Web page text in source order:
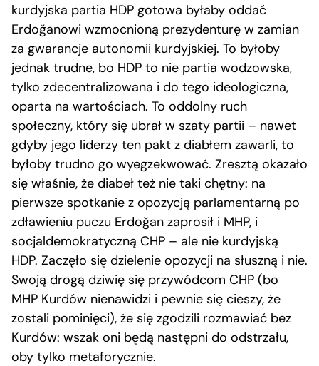
kurdyjska partia HDP gotowa byłaby oddać
Erdoğanowi wzmocnioną prezydenturę w zamian
za gwarancje autonomii kurdyjskiej. To byłoby
jednak trudne, bo HDP to nie partia wodzowska,
tylko zdecentralizowana i do tego ideologiczna,
oparta na wartościach. To oddolny ruch
społeczny, który się ubrał w szaty partii – nawet
gdyby jego liderzy ten pakt z diabłem zawarli, to
byłoby trudno go wyegzekwować. Zresztą okazało
się właśnie, że diabeł też nie taki chętny: na
pierwsze spotkanie z opozycją parlamentarną po
zdławieniu puczu Erdoğan zaprosił i MHP, i
socjaldemokratyczną CHP – ale nie kurdyjską
HDP. Zaczęło się dzielenie opozycji na słuszną i nie.
Swoją drogą dziwię się przywódcom CHP (bo
MHP Kurdów nienawidzi i pewnie się cieszy, że
zostali pominięci), że się zgodzili rozmawiać bez
Kurdów: wszak oni będą następni do odstrzału,
oby tylko metaforycznie.